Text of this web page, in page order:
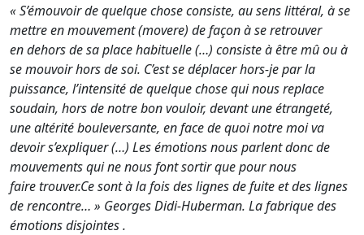
« S’émouvoir de quelque chose consiste, au sens littéral, à se
mettre en mouvement (movere) de façon à se retrouver
en dehors de sa place habituelle (…) consiste à être mû ou à
se mouvoir hors de soi. C’est se déplacer hors-je par la
puissance, l’intensité de quelque chose qui nous replace
soudain, hors de notre bon vouloir, devant une étrangeté,
une altérité bouleversante, en face de quoi notre moi va
devoir s’expliquer (…) Les émotions nous parlent donc de
mouvements qui ne nous font sortir que pour nous
faire trouver.Ce sont à la fois des lignes de fuite et des lignes
de rencontre… » Georges Didi-Huberman. La fabrique des
émotions disjointes .